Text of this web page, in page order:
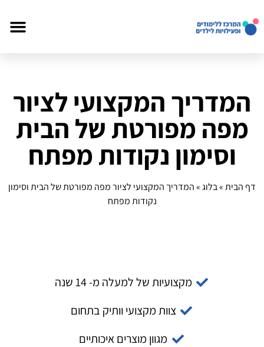
המדריך המקצועי לציור
מפה מפורטת של הבית
וסימון נקודות מפתח
דף הבית»בלוג»המדריך המקצועי לציור מפה מפורטת של הבית וסימון
נקודות מפתח
מקצועיות של למעלה מ- 14 שנה
צוות מקצועי וותיק בתחום
מגוון מוצרים איכותיים